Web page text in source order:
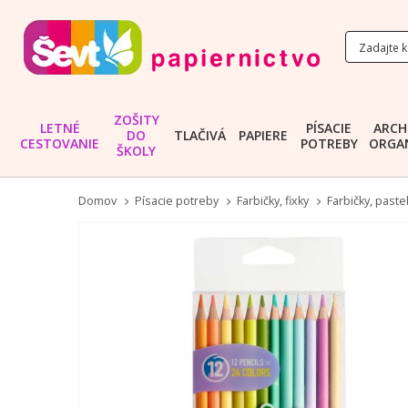
LETNÉ
CESTOVANIE
ZOŠITY
DO
ŠKOLY
TLAČIVÁ PAPIERE
PÍSACIE
POTREBY
Domov Písacie potreby Farbičky, fixky Farbičky,